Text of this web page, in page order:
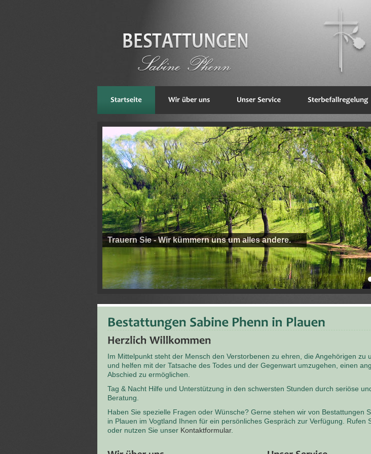
Trauern Sie - Wir kümmern uns um alles andere.
Im Mittelpunkt steht der Mensch den Verstorbenen zu ehren, die Angehörigen zu
und helfen mit der Tatsache des Todes und der Gegenwart umzugehen, einen
Abschied zu ermöglichen.
Tag & Nacht Hilfe und Unterstützung in den schwersten Stunden durch seriöse
Beratung.
Haben Sie spezielle Fragen oder Wünsche? Gerne stehen wir von Bestattungen
in Plauen im Vogtland Ihnen für ein persönliches Gespräch zur Verfügung. Rufen
oder nutzen Sie unser Kontaktformular.